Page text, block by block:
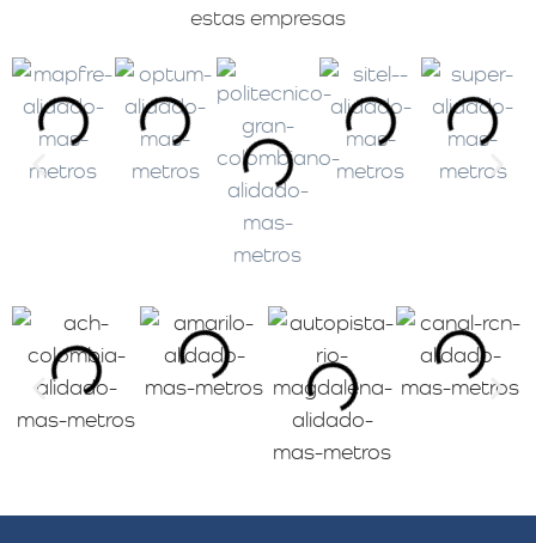
estas empresas